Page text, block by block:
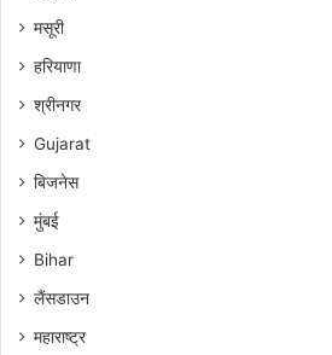
मसूरी
हरियाणा
श्रीनगर
Gujarat
बिजनेस
मुंबई
Bihar
लैंसडाउन
महाराष्ट्र